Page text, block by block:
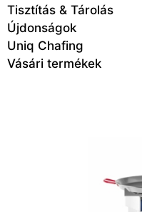
Tisztítás & Tárolás
Újdonságok
Uniq Chafing
Vásári termékek